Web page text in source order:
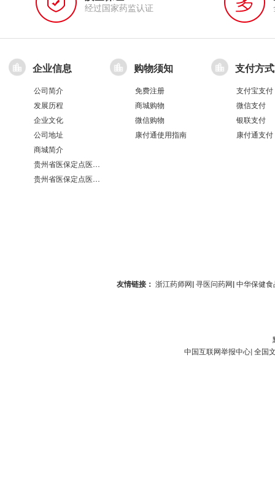
经过国家药监认证
企业信息
公司简介
发展历程
企业文化
公司地址
商城简介
贵州省医保定点医疗机构医保服务情况表（第551分店）
贵州省医保定点医疗机构医保服务情况表（第100分店）
购物须知
免费注册
商城购物
微信购物
康付通使用指南
支付方式
支付宝支付
微信支付
银联支付
康付通支付
友情链接： 浙江药师网| 寻医问药网| 中华保健食
中国互联网举报中心| 全国